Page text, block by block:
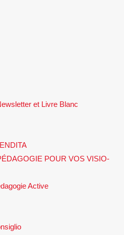
et Livre Blanc
POUR VOS VISIO-
Active